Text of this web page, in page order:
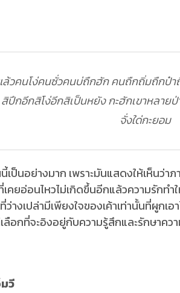
ล้วคนโง่คนซั่วคนบ่ถืกฮัก คนถืกถิ่มถืกป๋
ปึกอีกสิโง่อีกสิเป็นหยัง กะฮักเขาหลาย
จั่งใด่กะยอม
ป็นอย่างมาก เพราะมันแสดงให้เห็นว่า
คยอ่อนไหวไม่เกิดขึ้นอีกแล้วความรักท
างเปล่ามีเพียงใจของเค้าเท่านั้นที่ผูกเ
อกที่จะอิงอยู่กับความรู้สึกและรักษาคว
วี